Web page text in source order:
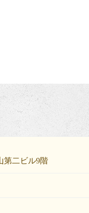
第二ビル9階